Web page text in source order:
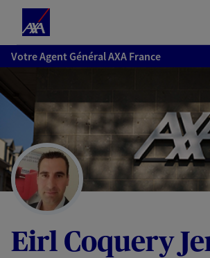
Accéder
au
Accéder
au
pied
de
page
Votre Agent Général AXA France
Eirl Coquery